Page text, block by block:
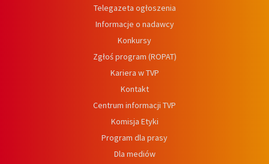
Telegazeta ogłoszenia
Informacje o nadawcy
Konkursy
Zgłoś program (ROPAT)
Kariera w TVP
Kontakt
Centrum informacji TVP
Komisja Etyki
Program dla prasy
Dla mediów